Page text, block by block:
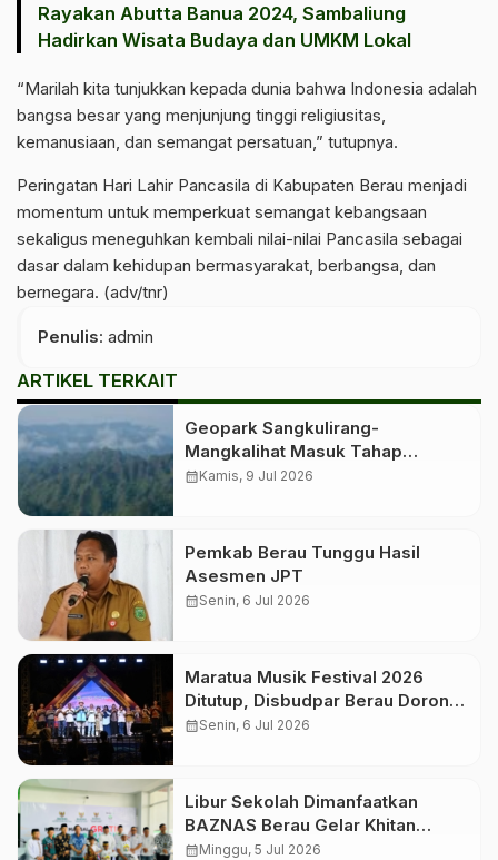
Rayakan Abutta Banua 2024, Sambaliung
Hadirkan Wisata Budaya dan UMKM Lokal
“Marilah kita tunjukkan kepada dunia bahwa Indonesia adalah
bangsa besar yang menjunjung tinggi religiusitas,
kemanusiaan, dan semangat persatuan,” tutupnya.
Peringatan Hari Lahir Pancasila di Kabupaten Berau menjadi
momentum untuk memperkuat semangat kebangsaan
sekaligus meneguhkan kembali nilai-nilai Pancasila sebagai
dasar dalam kehidupan bermasyarakat, berbangsa, dan
bernegara. (adv/tnr)
Penulis: admin
ARTIKEL TERKAIT
Geopark Sangkulirang-
Mangkalihat Masuk Tahap
Verifikasi Lapangan untuk
calendar_monthKamis, 9 Jul 2026
Pemkab Berau Tunggu Hasil
Asesmen JPT
calendar_monthSenin, 6 Jul 2026
Maratua Musik Festival 2026
Ditutup, Disbudpar Berau Dorong
Event Jadi Pengungkit Pariwisata
calendar_monthSenin, 6 Jul 2026
Libur Sekolah Dimanfaatkan
BAZNAS Berau Gelar Khitan
Massal bagi 350 Anak
calendar_monthMinggu, 5 Jul 2026